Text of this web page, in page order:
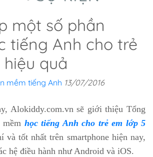
một số phần
tiếng Anh cho trẻ
quả
mềm tiếng Anh 13/07/2016
Alokiddy.com.vn sẽ giới thiệu Tổng
mềm học tiếng Anh cho trẻ em lớp 5
và tốt nhất trên smartphone hiện nay,
hệ điều hành như Android và iOS.